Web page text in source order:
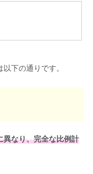
下の通りです。
なり、完全な比例計